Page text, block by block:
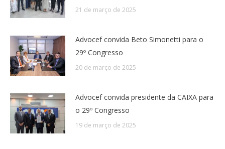
21 de março de 2025
Advocef convida Beto Simonetti para o
29º Congresso
20 de março de 2025
Advocef convida presidente da CAIXA para
o 29º Congresso
19 de março de 2025